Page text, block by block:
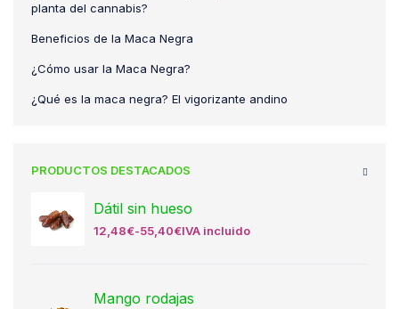
planta del cannabis?
Beneficios de la Maca Negra
¿Cómo usar la Maca Negra?
¿Qué es la maca negra? El vigorizante andino
PRODUCTOS DESTACADOS
Dátil sin hueso
12,48€-55,40€IVA incluido
Mango rodajas